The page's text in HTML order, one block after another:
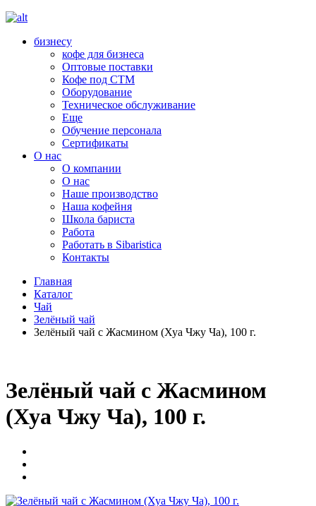
бизнесу
кофе для бизнеса
Оптовые поставки
Кофе под СТМ
Оборудование
Техническое обслуживание
Еще
Обучение персонала
Сертификаты
О нас
O компании
О нас
Наше производство
Наша кофейня
Школа бариста
Работа
Работать в Sibaristica
Контакты
Главная
Каталог
Чай
Зелёный чай
Зелёный чай с Жасмином (Хуа Чжу Ча), 100 г.
Зелёный чай с Жасмином
(Хуа Чжу Ча), 100 г.